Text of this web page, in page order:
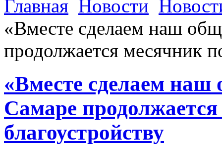
Главная Новости
«Вместе сделаем наш
продолжается месячник
«Вместе сделаем
Самаре
благоустройству